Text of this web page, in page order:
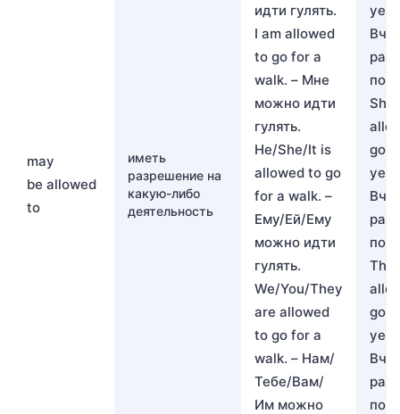
may
be allowed
to
иметь
разрешение на
какую-либо
деятельность
идти гулять.
I am allowed
to go for a
walk. – Мне
можно идти
гулять.
He/She/It is
allowed to go
for a walk. –
Ему/Ей/Ему
можно идти
гулять.
We/You/They
are allowed
to go for a
walk. – Нам/
Тебе/Вам/
Им можно
She
go
go